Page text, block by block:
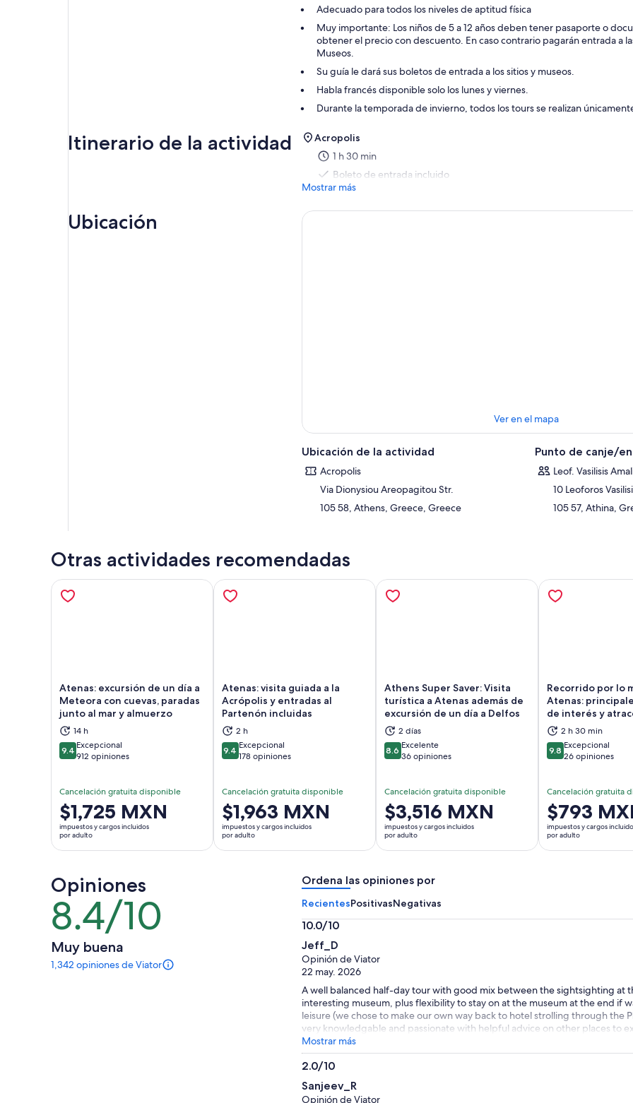
Adecuado para todos los niveles de aptitud física
Muy importante: Los niños de 5 a 12 años deben tener pasaporte o
obtener el precio con descuento. En caso contrario pagarán entrada a
Museos.
Su guía le dará sus boletos de entrada a los sitios y museos.
Habla francés disponible solo los lunes y viernes.
Durante la temporada de invierno, todos los tours se realizan
Itinerario de la actividad
Acropolis
1 h 30 min
Boleto de entrada incluido
Mostrar más
Ubicación
Ver en el mapa
Ubicación de la actividad
Acropolis
Via Dionysiou Areopagitou Str.
105 58, Athens, Greece, Greece
Punto de canje/
Leof. Vasilisis
10 Leoforos
105 57, Athina,
Otras actividades recomendadas
Atenas: excursión de un día a
Meteora con cuevas, paradas
junto al mar y almuerzo
14 h
9.49.4 de 10
Excepcional
912 opiniones
Cancelación gratuita disponible
El
precio
es
de
por
adulto
$1,725 MXN
impuestos y cargos incluidos
por adulto
Se abrirá en una nueva pestaña
Atenas: visita guiada a la
Acrópolis y entradas al
Partenón incluidas
2 h
9.49.4 de 10
Excepcional
178 opiniones
Cancelación gratuita disponible
El
precio
es
de
$1,963 MXN
impuestos y cargos incluidos
por adulto
Se abrirá en una nueva pestaña
Athens Super Saver: Visita
turística a Atenas además de
excursión de un día a Delfos
2 días
8.68.6 de 10
Excelente
36 opiniones
Cancelación gratuita disponible
El
precio
es
de
por
$3,516 MXN
impuestos y cargos incluidos
por adulto
Se abrirá en una nueva pestaña
Recorrido por lo
Atenas:
de interés y
2 h 30 min
9.89.8 de 10
Excepcional
26 opiniones
Cancelación gratuita
El
precio
es
de
$793
impuestos y cargos
por adulto
Opiniones
8.4/10
8.4
de
10
Muy buena
1,342 opiniones de Viator
Hay
Ordena las opiniones por
RecientesPositivasNegativas
10.0/10
10.0
de
10
Jeff_D
Opinión de Viator
22 may. 2026
A well balanced half-day tour with good mix between the sightsighting at
interesting museum, plus flexibility to stay on at the museum at the end if
leisure (we chose to make our own way back to hotel strolling through the
very knowledgable and passionate with helpful advice on other places to
Mostrar más
2.0/10
2.0
de
Sanjeev_R
Opinión de Viator